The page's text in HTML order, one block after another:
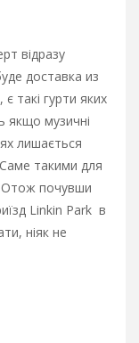
відразу
доставка из
такі гурти яких
якщо музичні
лишається
Саме такими для
Отож почувши
Linkin Park в
ніяк не